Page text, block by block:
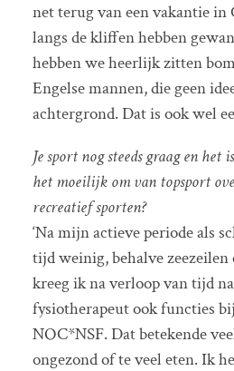
net terug van een vakantie
langs de kliffen hebben
hebben we heerlijk zitten
Engelse mannen, die geen
achtergrond. Dat is ook wel
Je sport nog steeds graag en het
het moeilijk om van topsport
recreatief sporten?
‘Na mijn actieve periode als
tijd weinig, behalve zeezeilen
kreeg ik na verloop van tijd
fysiotherapeut ook functies
NOC*NSF. Dat betekende
ongezond of te veel eten. Ik